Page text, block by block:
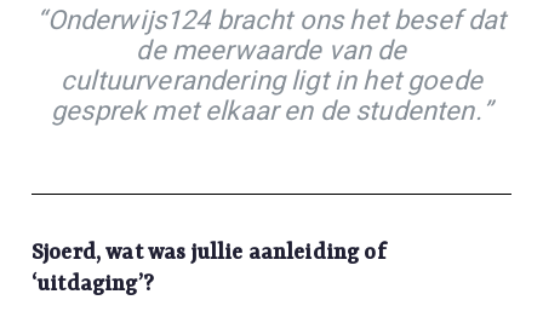
“Onderwijs124 bracht ons het besef dat
de meerwaarde van de
cultuurverandering ligt in het goede
gesprek met elkaar en de studenten.”
Sjoerd, wat was jullie aanleiding of
‘uitdaging’?